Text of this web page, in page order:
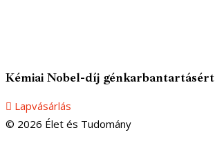
Kémiai Nobel-díj génkarbantartásért
Lapvásárlás
© 2026 Élet és Tudomány